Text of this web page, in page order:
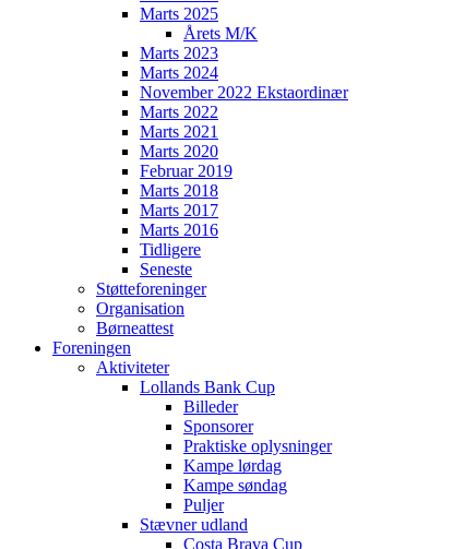
Marts 2025
Årets M/K
Marts 2023
Marts 2024
November 2022 Ekstaordinær
Marts 2022
Marts 2021
Marts 2020
Februar 2019
Marts 2018
Marts 2017
Marts 2016
Tidligere
Seneste
Støtteforeninger
Organisation
Børneattest
Foreningen
Aktiviteter
Lollands Bank Cup
Billeder
Sponsorer
Praktiske oplysninger
Kampe lørdag
Kampe søndag
Puljer
Stævner udland
Costa Brava Cup